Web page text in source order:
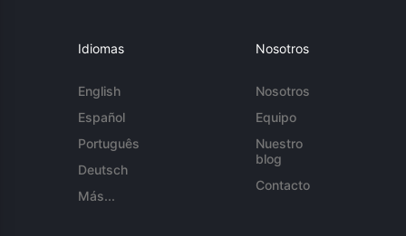
Idiomas
English
Español
Português
Deutsch
Más...
Nosotros
Nosotros
Equipo
Nuestro
blog
Contacto